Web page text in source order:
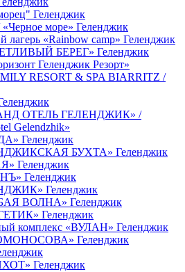
Геленджик
«Черное море» Геленджик
лагерь «Rainbow camp» Геленджик
БЕРЕГ» Геленджик
Геленджик Резорт»
RESORT & SPA BIARRITZ /
ОТЕЛЬ ГЕЛЕНДЖИК» /
Gelendzhik»
Геленджик
БУХТА» Геленджик
Геленджик
Геленджик
Геленджик
ВОЛНА» Геленджик
Геленджик
комплекс «ВУЛАН» Геленджик
Геленджик
Геленджик